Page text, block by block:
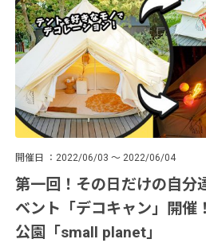
開催日 2022/06/03 ～ 2022/06/04
第一回！その日だけの自分
ベント「デコキャン」開催
公園「small planet」